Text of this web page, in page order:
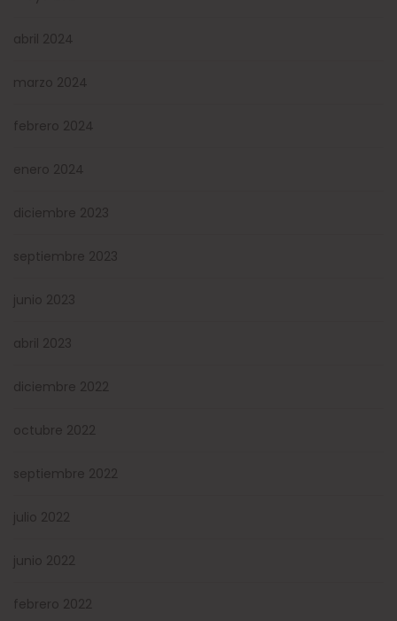
abril 2024
marzo 2024
febrero 2024
enero 2024
diciembre 2023
septiembre 2023
junio 2023
abril 2023
diciembre 2022
octubre 2022
septiembre 2022
julio 2022
junio 2022
febrero 2022